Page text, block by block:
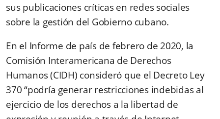
sus publicaciones críticas en redes sociales
sobre la gestión del Gobierno cubano.
En el Informe de país de febrero de 2020, la
Comisión Interamericana de Derechos
Humanos (CIDH) consideró que el Decreto Ley
370 “podría generar restricciones indebidas al
ejercicio de los derechos a la libertad de